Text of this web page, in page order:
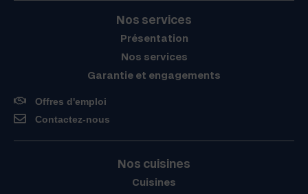
Nos services
Présentation
Nos services
Garantie et engagements
Offres d'emploi
Contactez-nous
Nos cuisines
Cuisines